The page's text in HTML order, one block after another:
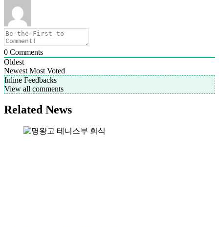
0 Comments
Oldest
Newest Most Voted
Inline Feedbacks
View all comments
Related News